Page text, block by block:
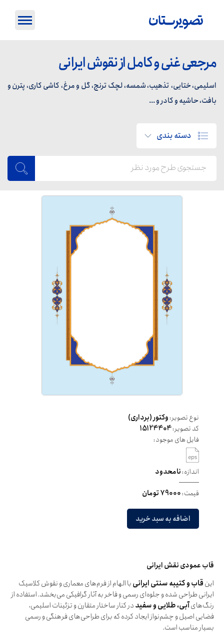
مرجعی غنی و کامل از نقوش ایرانی
اسلیمی، ختایی، تذهیب، شمسه، لچک ترنج، گل و مرغ، کاشی کاری، پترن و
بافت، حاشیه و کادر و ...
دسته بندی
نوع تصویر:وکتور (برداری)
کد تصویر:15124404
فایل های موجود:
اندازه:نامحدود
قیمت:79000 تومان
اضافه به سبد خرید
قاب عمودی نقش ایرانی
اینقاب و کتیبه سنتی ایرانیبا الهام از فرم‌های معماری و نقوش کلاسیک
ایرانی طراحی شده و جلوه‌ای رسمی و فاخر به آثار گرافیکی می‌بخشد. استفاده از
رنگ‌هایآبی، طلایی و سفیددر کنار ساختار متقارن و تزئینات اسلیمی،
فضایی اصیل و چشم‌نواز ایجاد کرده که برای طراحی‌های فرهنگی و رسمی
بسیار مناسب است.